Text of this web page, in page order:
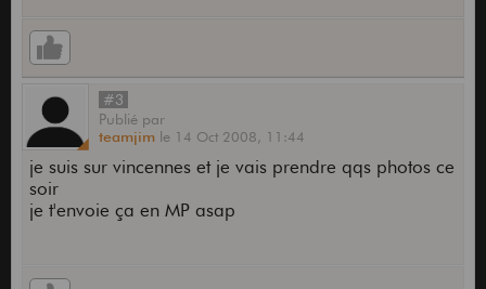
#3
Publié par
teamjim le 14 Oct 2008, 11:44
je suis sur vincennes et je vais prendre qqs photos ce
soir
je t'envoie ça en MP asap